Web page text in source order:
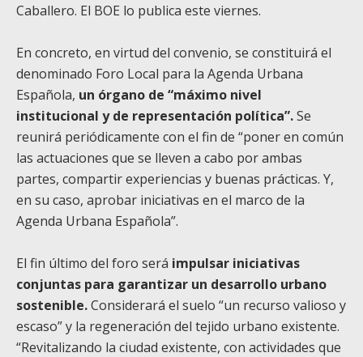
Caballero. El BOE lo publica este viernes.
En concreto, en virtud del convenio, se constituirá el
denominado Foro Local para la Agenda Urbana
Española, un órgano de “máximo nivel
institucional y de representación política”.Se
reunirá periódicamente con el fin de “poner en común
las actuaciones que se lleven a cabo por ambas
partes, compartir experiencias y buenas prácticas. Y,
en su caso, aprobar iniciativas en el marco de la
Agenda Urbana Española”.
El fin último del foro será impulsar iniciativas
conjuntas para garantizar un desarrollo urbano
sostenible.Considerará el suelo “un recurso valioso y
escaso” y la regeneración del tejido urbano existente.
“Revitalizando la ciudad existente, con actividades que